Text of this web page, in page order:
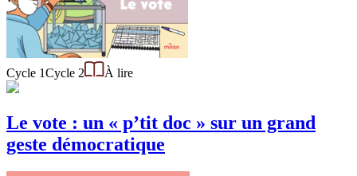
Cycle 1Cycle 2 À lire
Le vote : un « p’tit doc » sur un grand
geste démocratique